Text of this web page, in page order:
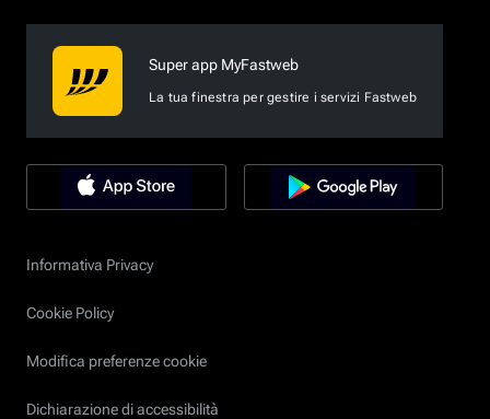
Super app MyFastweb
La tua finestra per gestire i servizi Fastweb
Informativa Privacy
Cookie Policy
Modifica preferenze cookie
Dichiarazione di accessibilità